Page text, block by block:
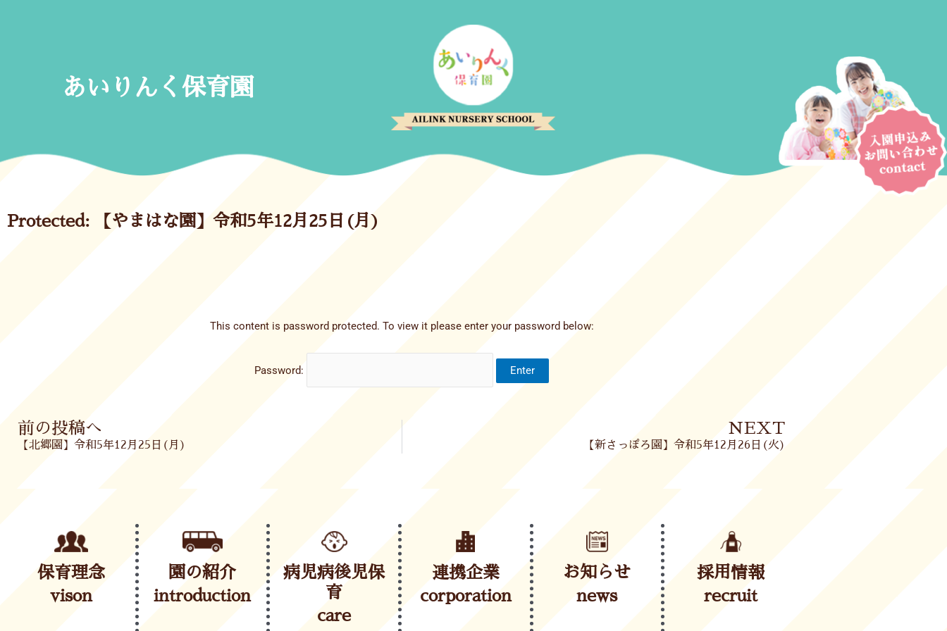
あいりんく保育園
Protected: 【やまはな園】令和5年12月25日(月)
This content is password protected. To view it please enter your password below:
Password:
Prev
前の投稿へ
【北郷園】令和5年12月25日(月)
NEXT
【新さっぽろ園】令和5年12月26日(火)
保育理念
vison
園の紹介
introduction
病児病後児保
育
care
連携企業
corporation
お知らせ
news
採用情報
recruit